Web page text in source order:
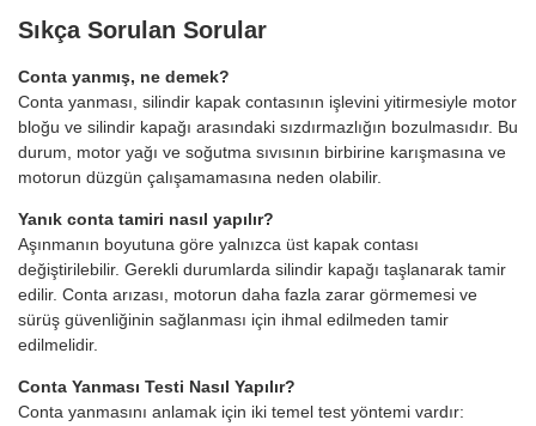
Sıkça Sorulan Sorular
Conta yanmış, ne demek?
Conta yanması, silindir kapak contasının işlevini yitirmesiyle motor
bloğu ve silindir kapağı arasındaki sızdırmazlığın bozulmasıdır. Bu
durum, motor yağı ve soğutma sıvısının birbirine karışmasına ve
motorun düzgün çalışamamasına neden olabilir.
Yanık conta tamiri nasıl yapılır?
Aşınmanın boyutuna göre yalnızca üst kapak contası
değiştirilebilir. Gerekli durumlarda silindir kapağı taşlanarak tamir
edilir. Conta arızası, motorun daha fazla zarar görmemesi ve
sürüş güvenliğinin sağlanması için ihmal edilmeden tamir
edilmelidir.
Conta Yanması Testi Nasıl Yapılır?
Conta yanmasını anlamak için iki temel test yöntemi vardır: